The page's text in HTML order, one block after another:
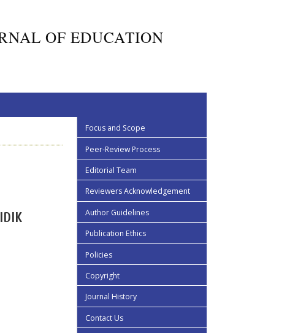
OF EDUCATION
Focus and Scope
Peer-Review Process
Editorial Team
Reviewers Acknowledgement
Author Guidelines
Publication Ethics
Policies
Copyright
Journal History
Contact Us